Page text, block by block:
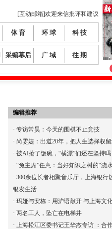
[互动邮箱]欢迎来信批评和建议
体 育 环 球 科 技
采编幕后 广 域 往 期
编辑推荐
· 专访常昊：今天的围棋不止竞技
· 尚雯婕：出道20年，把人生选择权
· 被AI抢了饭碗，“横漂”们还在坚持吗
· “兔主席”任意：当好知识之树的“浇
· 300余位长者相聚音乐厅，上海银行
银发生活
· 玛娅与安栋：用沪语敲开 与上海文
· 两名工人，坠亡在电梯井
· 上海松江区委书记王华杰专访 ：合